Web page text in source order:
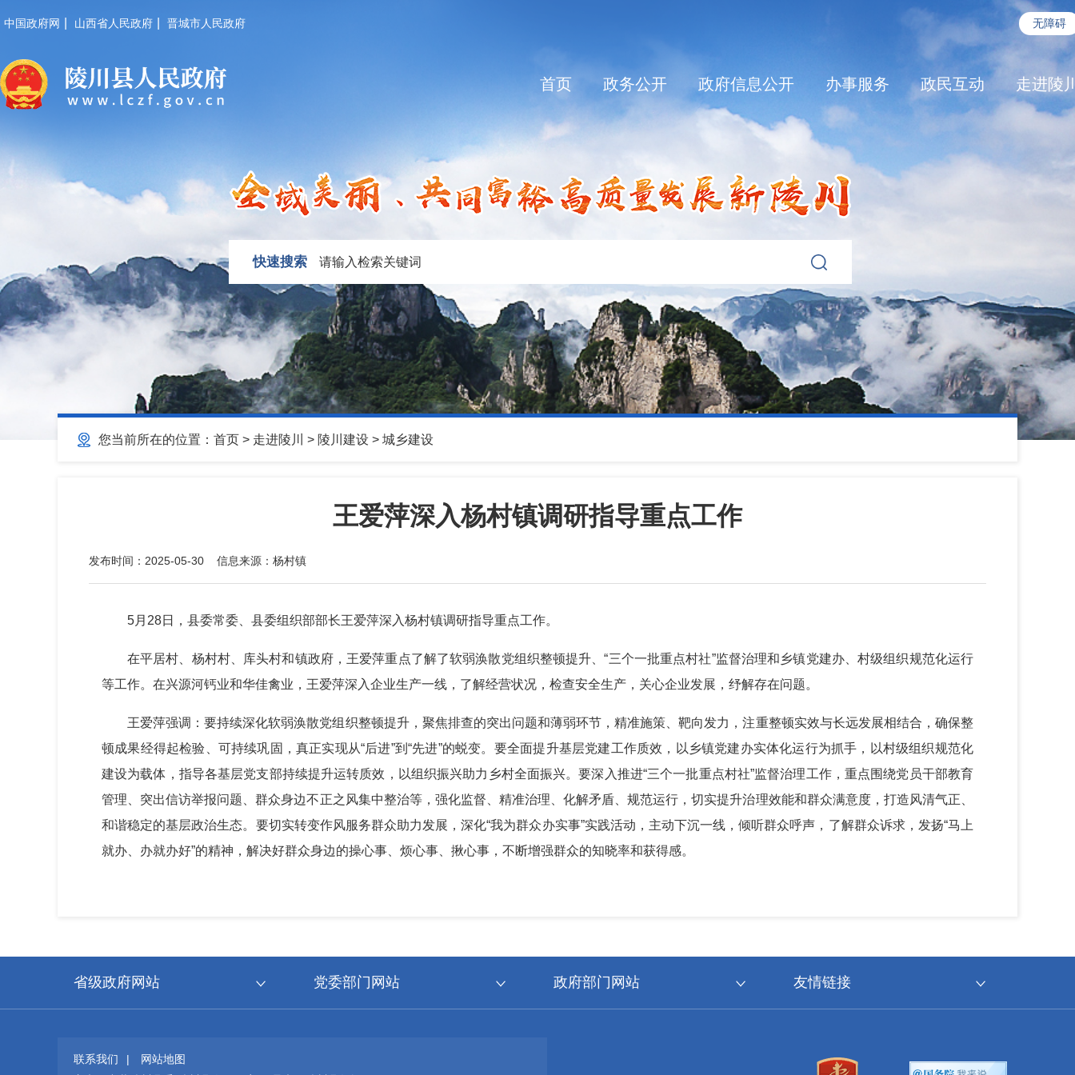
中国政府网 山西省人民政府 晋城市人民政府 无障碍
首页 政务公开 政府信息公开 办事服务 政民互动 走进陵
快速搜索
您当前所在的位置： 首页 > 走进陵川 > 陵川建设 > 城乡建设
王爱萍深入杨村镇调研指导重点工作
发布时间： 2025-05-30 信息来源： 杨村镇
5月28日，县委常委、县委组织部部长王爱萍深入杨村镇调研指导重点工作。
在平居村、杨村村、库头村和镇政府，王爱萍重点了解了软弱涣散党组织整顿提升、“三个一批重点村社”监督治理和乡镇党建办、村级组织规范化运行
等工作。在兴源河钙业和华佳禽业，王爱萍深入企业生产一线，了解经营状况，检查安全生产，关心企业发展，纾解存在问题。
王爱萍强调：要持续深化软弱涣散党组织整顿提升，聚焦排查的突出问题和薄弱环节，精准施策、靶向发力，注重整顿实效与长远发展相结合，确保整
顿成果经得起检验、可持续巩固，真正实现从“后进”到“先进”的蜕变。要全面提升基层党建工作质效，以乡镇党建办实体化运行为抓手，以村级组织规范化
建设为载体，指导各基层党支部持续提升运转质效，以组织振兴助力乡村全面振兴。要深入推进“三个一批重点村社”监督治理工作，重点围绕党员干部教育
管理、突出信访举报问题、群众身边不正之风集中整治等，强化监督、精准治理、化解矛盾、规范运行，切实提升治理效能和群众满意度，打造风清气正、
和谐稳定的基层政治生态。要切实转变作风服务群众助力发展，深化“我为群众办实事”实践活动，主动下沉一线，倾听群众呼声，了解群众诉求，发扬“马上
就办、办就办好”的精神，解决好群众身边的操心事、烦心事、揪心事，不断增强群众的知晓率和获得感。
省级政府网站 党委部门网站 政府部门网站 友情链接
联系我们 |
网站地图